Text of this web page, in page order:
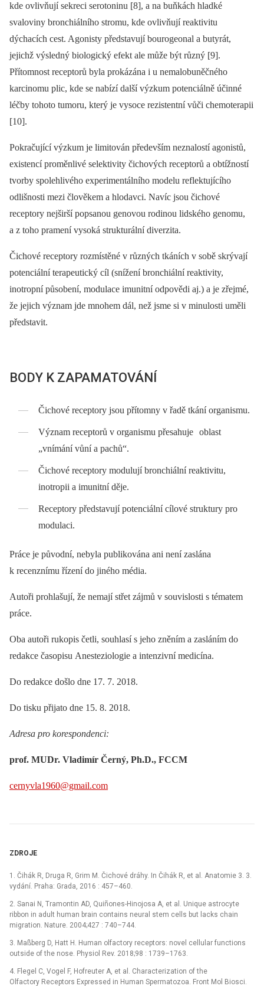
kde ovlivňují sekreci serotoninu [8], a na buňkách hladké
svaloviny bronchiálního stromu, kde ovlivňují reaktivitu
dýchacích cest. Agonisty představují bourogeonal a butyrát,
jejichž výsledný biologický efekt ale může být různý [9].
Přítomnost receptorů byla prokázána i u nemalobuněčného
karcinomu plic, kde se nabízí další výzkum potenciálně účinné
léčby tohoto tumoru, který je vysoce rezistentní vůči chemoterapii
[10].
Pokračující výzkum je limitován především neznalostí agonistů,
existencí proměnlivé selektivity čichových receptorů a obtížností
tvorby spolehlivého experimentálního modelu reflektujícího
odlišnosti mezi člověkem a hlodavci. Navíc jsou čichové
receptory nejširší popsanou genovou rodinou lidského genomu,
a z toho pramení vysoká strukturální diverzita.
Čichové receptory rozmístěné v různých tkáních v sobě skrývají
potenciální terapeutický cíl (snížení bronchiální reaktivity,
inotropní působení, modulace imunitní odpovědi aj.) a je zřejmé,
že jejich význam jde mnohem dál, než jsme si v minulosti uměli
představit.
BODY K ZAPAMATOVÁNÍ
Čichové receptory jsou přítomny v řadě tkání organismu.
Význam receptorů v organismu přesahuje oblast
„vnímání vůní a pachů“.
Čichové receptory modulují bronchiální reaktivitu,
inotropii a imunitní děje.
Receptory představují potenciální cílové struktury pro
modulaci.
Práce je původní, nebyla publikována ani není zaslána
k recenznímu řízení do jiného média.
Autoři prohlašují, že nemají střet zájmů v souvislosti s tématem
práce.
Oba autoři rukopis četli, souhlasí s jeho zněním a zasláním do
redakce časopisu Anesteziologie a intenzivní medicína.
Do redakce došlo dne 17. 7. 2018.
Do tisku přijato dne 15. 8. 2018.
Adresa pro korespondenci:
prof. MUDr. Vladimír Černý, Ph.D., FCCM
cernyvla1960@gmail.com
ZDROJE
1. Čihák R, Druga R, Grim M. Čichové dráhy. In Čihák R, et al. Anatomie 3. 3.
vydání. Praha: Grada, 2016 : 457–460.
2. Sanai N, Tramontin AD, Quiñones-Hinojosa A, et al. Unique astrocyte
ribbon in adult human brain contains neural stem cells but lacks chain
migration. Nature. 2004;427 : 740–744.
3. Maßberg D, Hatt H. Human olfactory receptors: novel cellular functions
outside of the nose. Physiol Rev. 2018;98 : 1739–1763.
4. Flegel C, Vogel F, Hofreuter A, et al. Characterization of the
Olfactory Receptors Expressed in Human Spermatozoa. Front Mol Biosci.